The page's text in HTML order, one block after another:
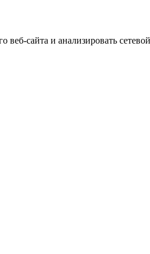
сайта и анализировать